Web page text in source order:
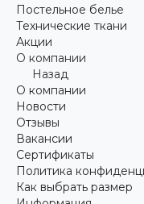
Постельное белье
Технические ткани
Акции
О компании
Назад
О компании
Новости
Отзывы
Вакансии
Сертификаты
Политика
Как выбрать размер